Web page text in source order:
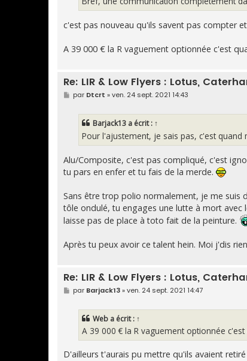
c'est pas nouveau qu'ils savent pas compter
A 39 000 € la R vaguement optionnée c'est
Re: LIR & Low Flyers : Lotus,
M
e
par Dtcrt »ven. 24 sept. 2021 14:43
Barjack13 a écrit : ↑
Pour l'ajustement, je sais pas, c'est
Alu/Composite, c'est pas compliqué, c'est
tu pars en enfer et tu fais de la merde.
Sans être trop polio normalement, je me suis
tôle ondulé, tu engages une lutte à mort avec
laisse pas de place à toto fait de la peinture.
Après tu peux avoir ce talent hein. Moi j'dis
Re: LIR & Low Flyers : Lotus,
M
e
par Barjack13»ven. 24 sept. 2021 14:47
Web a écrit : ↑
A 39 000 € la R vaguement optionnée
D'ailleurs t'aurais pu mettre qu'ils avaient